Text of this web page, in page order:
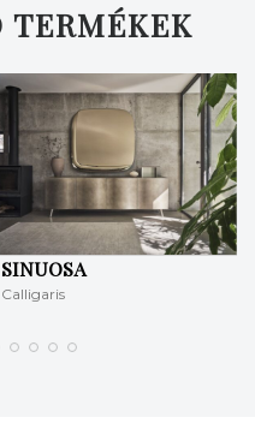
TERMÉKEK
SINUOSA
Calligaris